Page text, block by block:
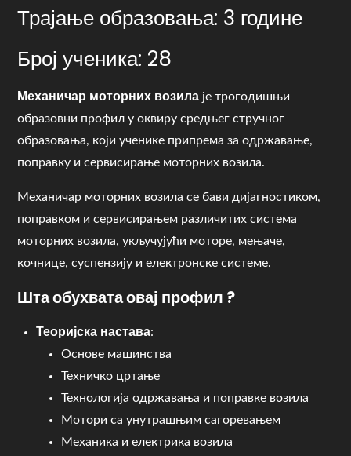
Трајање образовања: 3 године
Број ученика: 28
Механичар моторних возила је трогодишњи
образовни профил у оквиру средњег стручног
образовања, који ученике припрема за одржавање,
поправку и сервисирање моторних возила.
Механичар моторних возила се бави дијагностиком,
поправком и сервисирањем различитих система
моторних возила, укључујући моторе, мењаче,
кочнице, суспензију и електронске системе.
Шта обухвата овај профил ?
Теоријска настава:
Основе машинства
Техничко цртање
Технологија одржавања и поправке возила
Мотори са унутрашњим сагоревањем
Механика и електрика возила